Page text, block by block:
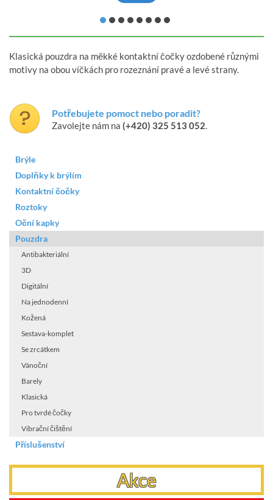
Klasická pouzdra na měkké kontaktní čočky ozdobené různými
motivy na obou víčkách pro rozeznání pravé a levé strany.
Potřebujete pomoct nebo poradit?
Zavolejte nám na (+420) 325 513 052.
Brýle
Doplňky k brýlím
Kontaktní čočky
Roztoky
Oční kapky
Pouzdra
Antibakteriální
3D
Digitální
Na jednodenní
Kožená
Sestava-komplet
Se zrcátkem
Vánoční
Barely
Klasická
Pro tvrdé čočky
Vibrační čištění
Příslušenství
Akce